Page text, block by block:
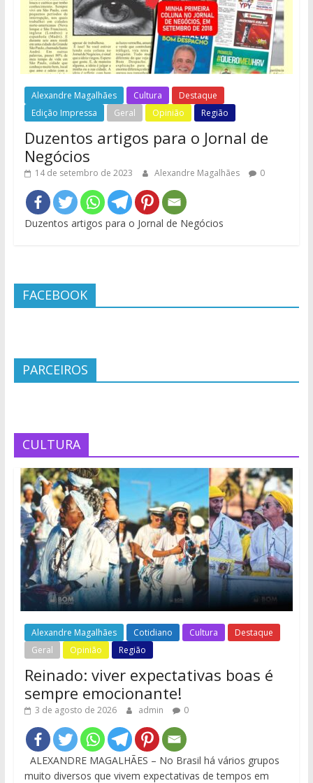
Alexandre Magalhães Cultura
Destaque
Edição Impressa
Geral Opinião Região
Duzentos artigos para o Jornal de
Negócios
14 de setembro de 2023 Alexandre Magalhães 0
Duzentos artigos para o Jornal de Negócios
FACEBOOK
PARCEIROS
CULTURA
Alexandre Magalhães Cotidiano Cultura
Destaque
Geral
Opinião Região
Reinado: viver expectativas boas é
sempre emocionante!
3 de agosto de 2026 admin 0
ALEXANDRE MAGALHÃES – No Brasil há vários grupos
muito diversos que vivem expectativas de tempos em